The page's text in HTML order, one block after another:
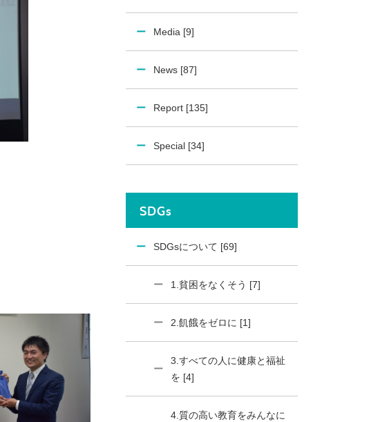
Media [9]
News [87]
Report [135]
Special [34]
SDGs
SDGsについて [69]
1.貧困をなくそう [7]
2.飢餓をゼロに [1]
3.すべての人に健康と福祉
を [4]
4.質の高い教育をみんなに